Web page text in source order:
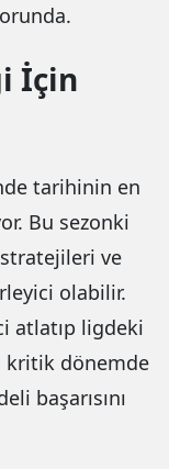
İçin
tarihinin en
Bu sezonki
ve
olabilir.
atlatıp ligdeki
kritik dönemde
başarısını